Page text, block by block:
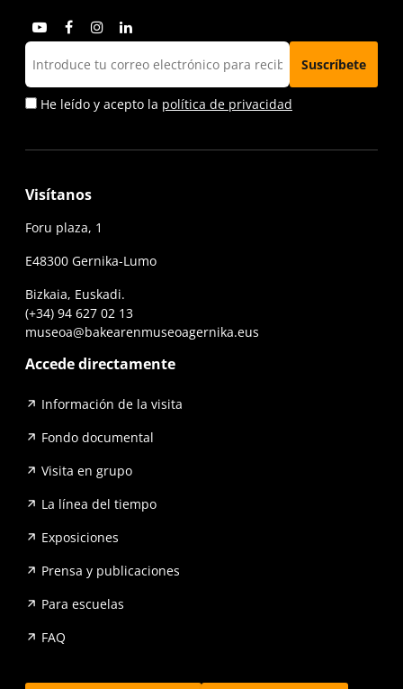
He leído y acepto la política de privacidad
Visítanos
Foru plaza, 1
E48300 Gernika-Lumo
Bizkaia, Euskadi.
(+34) 94 627 02 13
museoa@bakearenmuseoagernika.eus
Accede directamente
Información de la visita
Fondo documental
Visita en grupo
La línea del tiempo
Exposiciones
Prensa y publicaciones
Para escuelas
FAQ